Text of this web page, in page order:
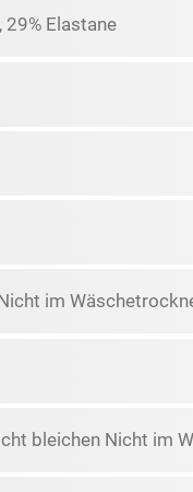
29% Elastane
im
bleichen Nicht im